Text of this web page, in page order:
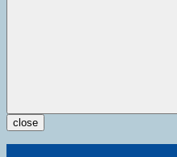
close